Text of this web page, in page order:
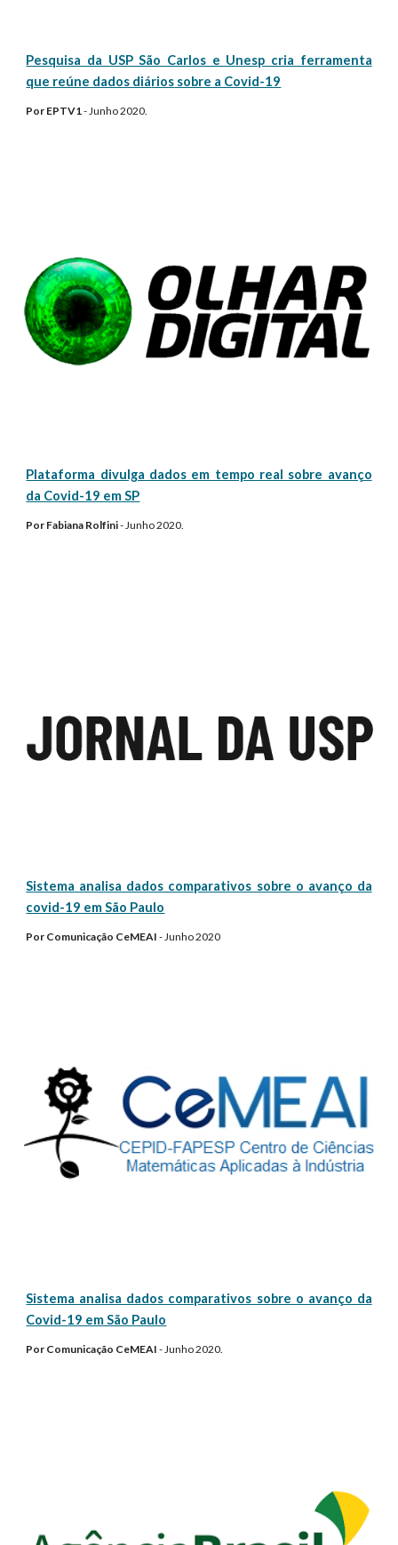
Pesquisa da USP São Carlos e Unesp cria ferramenta
que reúne dados diários sobre a Covid-19
Por EPTV1- Junho 2020.
Plataforma divulga dados em tempo real sobre avanço
da Covid-19 em SP
Por Fabiana Rolfini- Junho 2020.
Sistema analisa dados comparativos sobre o avanço da
covid-19 em São Paulo
Por Comunicação CeMEAI - Junho 2020
Sistema analisa dados comparativos sobre o avanço da
Covid-19 em São Paulo
Por Comunicação CeMEAI- Junho 2020.